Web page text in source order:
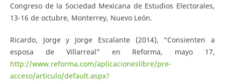
Congreso de la Sociedad Mexicana de Estudios Electorales,
13-16 de octubre, Monterrey, Nuevo León.
Ricardo, Jorge y Jorge Escalante (2014), “Consienten a
esposa de Villarreal” en Reforma, mayo 17,
http://www.reforma.com/aplicacioneslibre/pre-
acceso/articulo/default.aspx?